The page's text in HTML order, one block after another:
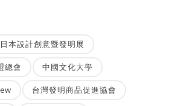
本設計創意暨發明展
總會 中國文化大學
台灣發明商品促進協會